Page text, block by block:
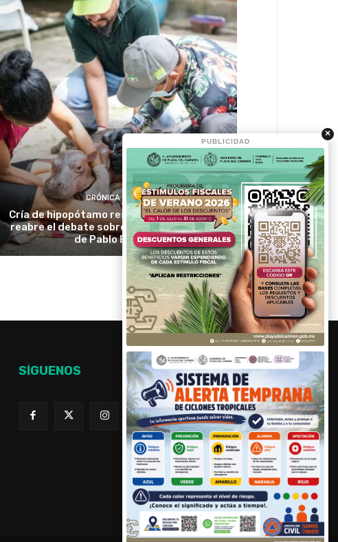
CRÓNICA VERDE
Cría de hipopótamo rescatada en Colombia
reabre el debate sobre la especie invasora
de Pablo Escobar
SÍGUENOS
×
PUBLICIDAD